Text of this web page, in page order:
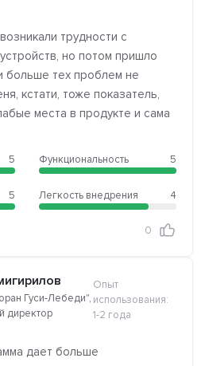
трудности с
но потом пришло
больше тех проблем не
кстати, тоже показатель,
места в продукте и сама
5
5
Функциональность 5
Легкость внедрения 4
0
Гуси-Лебеди",
директор
Опыт
использования:
1-2 года
дает больше